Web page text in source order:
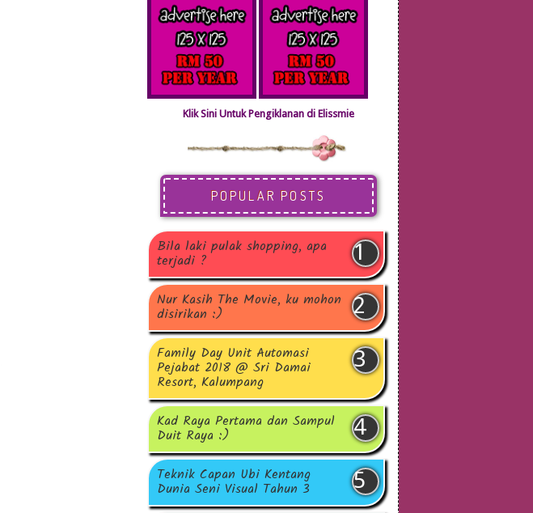
Klik Sini Untuk Pengiklanan di Elissmie
POPULAR POSTS
Bila laki pulak shopping, apa
terjadi ?
Nur Kasih The Movie, ku mohon
disirikan :)
Family Day Unit Automasi
Pejabat 2018 @ Sri Damai
Resort, Kalumpang
Kad Raya Pertama dan Sampul
Duit Raya :)
Teknik Capan Ubi Kentang
Dunia Seni Visual Tahun 3